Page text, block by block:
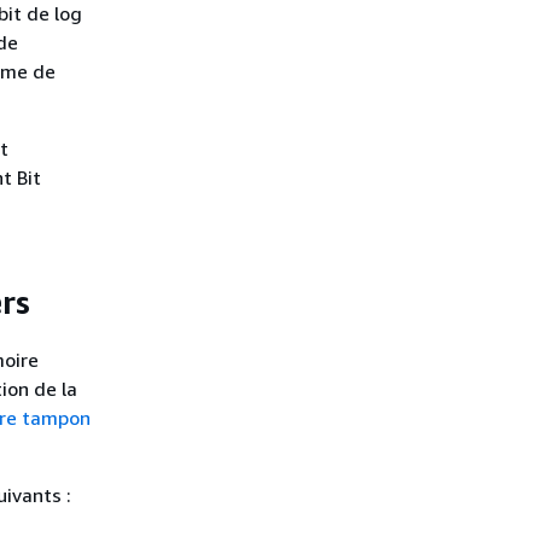
de log
de
Bit
de la
tampon
: